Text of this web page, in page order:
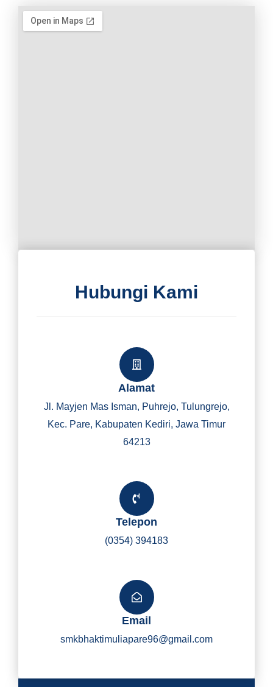
Y
I
Hubungi Kami
Alamat
Jl. Mayjen Mas Isman, Puhrejo, Tulungrejo,
Kec. Pare, Kabupaten Kediri, Jawa Timur
64213
Telepon
(0354) 394183
Email
smkbhaktimuliapare96@gmail.com